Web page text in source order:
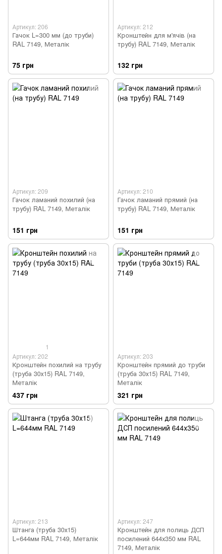
Артикул: 206
Гачок L=300 мм (до труби)
RAL 7149, Металік
75 грн
Артикул: 212
Кронштейн для м'ячів (на
трубу) RAL 7149, Металік
132 грн
Артикул: 209
Гачок ламаний похилий (на
трубу) RAL 7149, Металік
151 грн
Артикул: 210
Гачок ламаний прямий (на
трубу) RAL 7149, Металік
151 грн
1
Артикул: 202
Кронштейн похилий на трубу
(труба 30х15) RAL 7149,
Металік
437 грн
Артикул: 203
Кронштейн прямий до труби
(труба 30х15) RAL 7149,
Металік
321 грн
Артикул: 213
Штанга (труба 30х15)
L=644мм RAL 7149, Металік
Артикул: 247
Кронштейн для полиць ДСП
посилений 644х350 мм RAL
7149, Металік